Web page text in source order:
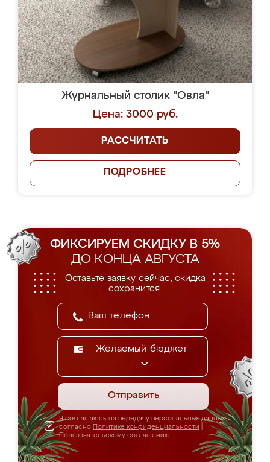
Журнальный столик "Овла"
Цена: 3000 руб.
РАССЧИТАТЬ
ПОДРОБНЕЕ
ФИКСИРУЕМ СКИДКУ В 5%
ДО КОНЦА АВГУСТА
Оставьте заявку сейчас, скидка
сохранится.
Желаемый бюджет
Отправить
Я соглашаюсь на передачу персональных данных
согласно Политике конфиденциальности
Пользовательскому соглашению